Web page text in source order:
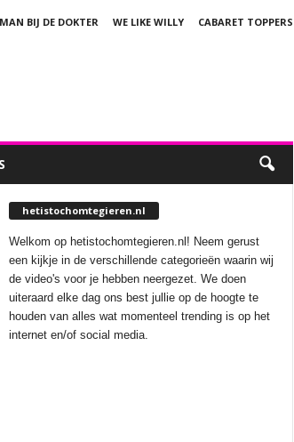
BIJ DE DOKTER WE LIKE WILLY
CABARET TOPPERS
hetistochomtegieren.nl
Welkom op hetistochomtegieren.nl! Neem gerust
een kijkje in de verschillende categorieën waarin wij
de video's voor je hebben neergezet. We doen
uiteraard elke dag ons best jullie op de hoogte te
houden van alles wat momenteel trending is op het
internet en/of social media.